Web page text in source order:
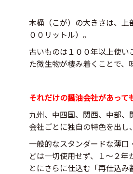
木桶（こが）の大きさは、
００リットル）。
古いものは１００年以上使
た微生物が棲み着くことで
それだけの醤油会社があって
九州、中四国、関西、中部
会社ごとに独自の特色を出
一般的なスタンダードな薄
どは一切使用せず、１～２
とにさらに仕込む「再仕込